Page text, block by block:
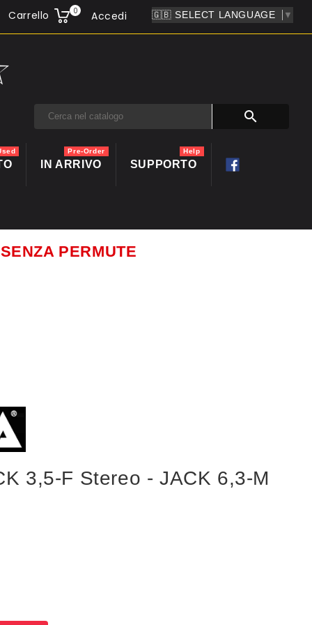
Carrello 0 ▼
Accedi

IN ARRIVO
Pre-Order
SUPPORTO
Help
PERMUTE
3,5-F Stereo - JACK 6,3-M